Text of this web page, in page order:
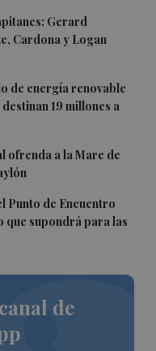
Gerard
Cardona y Logan
de energía renovable
19 millones a
ofrenda a la Mare de
Punto de Encuentro
supondrá para las
de